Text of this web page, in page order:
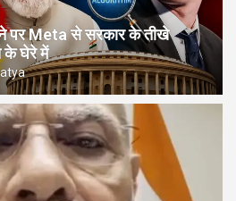
पर Meta से सरकार के तीखे
के घेरे में